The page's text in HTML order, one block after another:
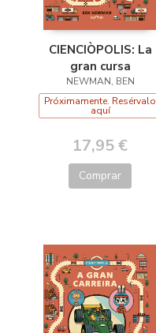
CIENCIÒPOLIS: La
gran cursa
NEWMAN, BEN
Próximamente. Resérvalo
aquí
17,95 €
Comprar